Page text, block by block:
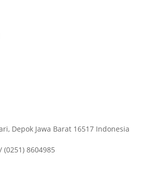
Depok Jawa Barat 16517 Indonesia
(0251) 8604985